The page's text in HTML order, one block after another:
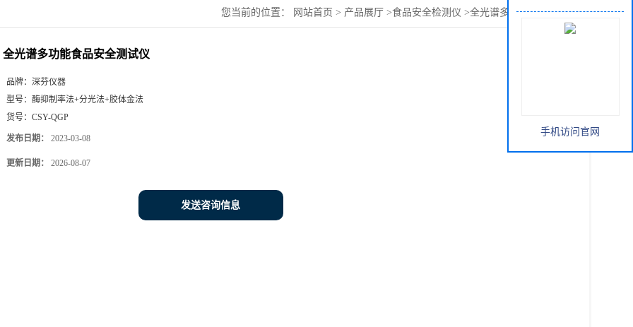
您当前的位置： 网站首页 > 产品展厅 >食品安全检测仪 >全光谱多功能食品安全
全光谱多功能食品安全测试仪
品牌： 深芬仪器
型号： 酶抑制率法+分光法+胶体金法
货号： CSY-QGP
发布日期： 2023-03-08
更新日期： 2026-08-07
发送咨询信息
手机访问官网